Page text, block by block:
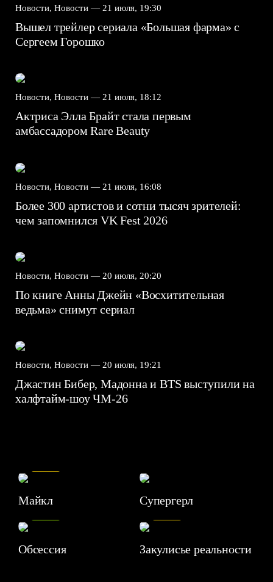
Новости, Новости — 21 июля, 19:30
Вышел трейлер сериала «Большая фарма» с
Сергеем Горошко
Новости, Новости — 21 июля, 18:12
Актриса Элла Брайт стала первым
амбассадором Rare Beauty
Новости, Новости — 21 июля, 16:08
Более 300 артистов и сотни тысяч зрителей:
чем запомнился VK Fest 2026
Новости, Новости — 20 июля, 20:20
По книге Анны Джейн «Восхитительная
ведьма» снимут сериал
Новости, Новости — 20 июля, 19:21
Джастин Бибер, Мадонна и BTS выступили на
халфтайм-шоу ЧМ-26
Майкл Супергерл
Обсессия
7.1
Закулисье реальности